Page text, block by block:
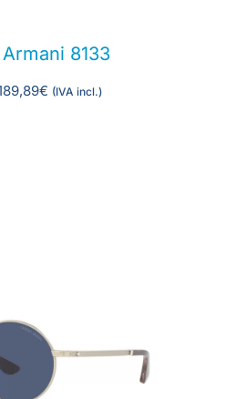
8133
€ (IVA incl.)